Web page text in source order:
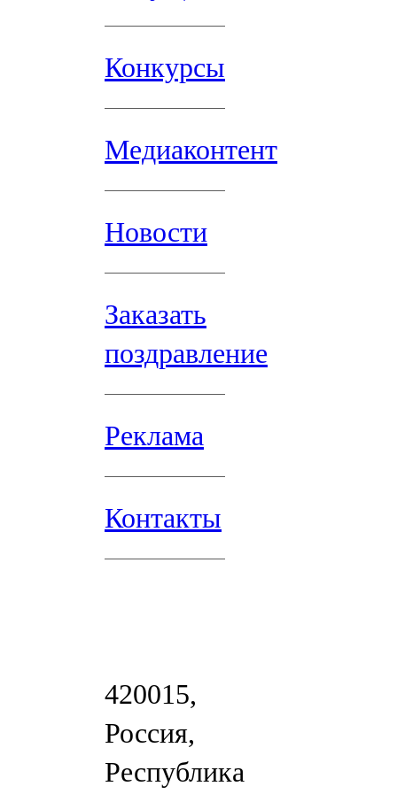
Конкурсы
Медиаконтент
Новости
Заказать
поздравление
Реклама
Контакты
420015,
Россия,
Республика